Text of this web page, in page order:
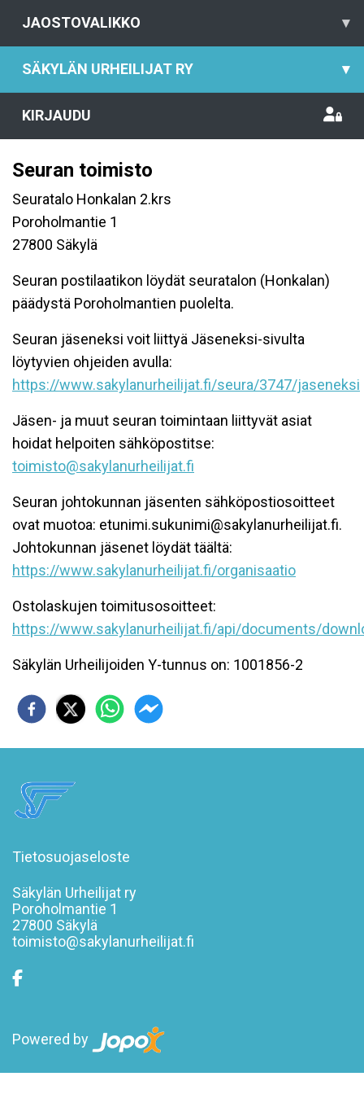
JAOSTOVALIKKO ▾
SÄKYLÄN URHEILIJAT RY ▾
KIRJAUDU
Seuran toimisto
Seuratalo Honkalan 2.krs
Poroholmantie 1
27800 Säkylä
Seuran postilaatikon löydät seuratalon (Honkalan)
päädystä Poroholmantien puolelta.
Seuran jäseneksi voit liittyä Jäseneksi-sivulta
löytyvien ohjeiden avulla:
https://www.sakylanurheilijat.fi/seura/3747/jaseneksi
Jäsen- ja muut seuran toimintaan liittyvät asiat
hoidat helpoiten sähköpostitse:
toimisto@sakylanurheilijat.fi
Seuran johtokunnan jäsenten sähköpostiosoitteet
ovat muotoa: etunimi.sukunimi@sakylanurheilijat.fi.
Johtokunnan jäsenet löydät täältä:
https://www.sakylanurheilijat.fi/organisaatio
Ostolaskujen toimitusosoitteet:
https://www.sakylanurheilijat.fi/api/documents/
Säkylän Urheilijoiden Y-tunnus on: 1001856-2
Tietosuojaseloste
Säkylän Urheilijat ry
Poroholmantie 1
27800 Säkylä
toimisto@sakylanurheilijat.fi
Powered by